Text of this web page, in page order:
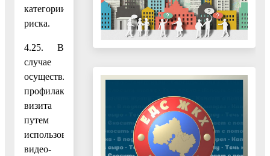
категории
риска.
4.25. В
случае
осуществления
профилактического
визита
путем
использования
видео-